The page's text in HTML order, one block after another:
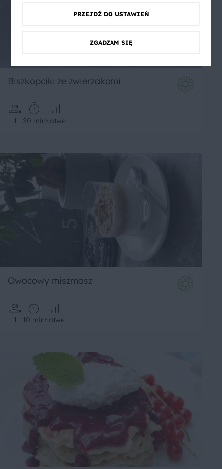
Biszkopciki ze zwierzakami
1 20 minŁatwe
Owocowy miszmasz
1 10 minŁatwe
PRZEJDŹ DO USTAWIEŃ
ZGADZAM SIĘ